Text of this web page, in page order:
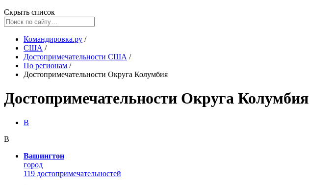
Скрыть список
Командировка.ру /
США /
Достопримечательности США /
По регионам /
Достопримечательности Округа Колумбия
Достопримечательности Округа Колумбия
В
В
Вашингтон
город
119 достопримечательностей